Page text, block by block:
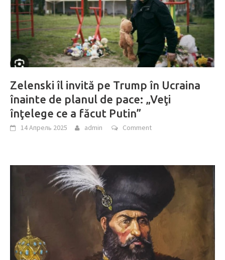
Zelenski îl invită pe Trump în Ucraina
înainte de planul de pace: „Veţi
înţelege ce a făcut Putin”
14 Апрель 2025 admin Comment